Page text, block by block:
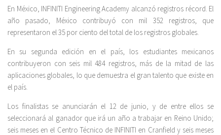
En México, INFINITI Engineering Academy alcanzó registros récord. El
año pasado, México contribuyó con mil 352 registros, que
representaron el 35 por ciento del total de los registros globales.
En su segunda edición en el país, los estudiantes mexicanos
contribuyeron con seis mil 484 registros, más de la mitad de las
aplicaciones globales, lo que demuestra el gran talento que existe en
el país.
Los finalistas se anunciarán el 12 de junio, y de entre ellos se
seleccionará al ganador que irá un año a trabajar en Reino Unido;
seis meses en el Centro Técnico de INFINITI en Cranfield y seis meses